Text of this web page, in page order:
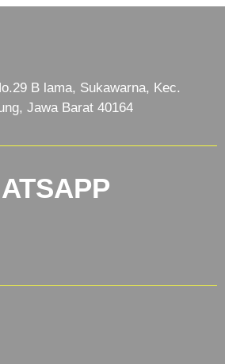
B lama, Sukawarna, Kec.
Jawa Barat 40164